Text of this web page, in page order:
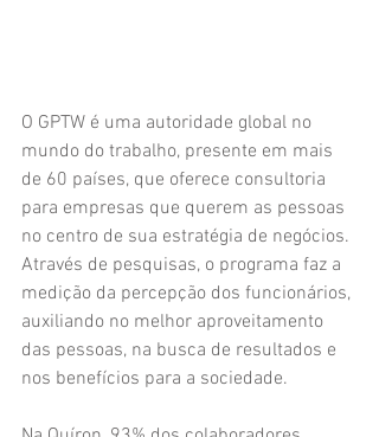
O GPTW é uma autoridade global no
mundo do trabalho, presente em mais
de 60 países, que oferece consultoria
para empresas que querem as pessoas
no centro de sua estratégia de negócios.
Através de pesquisas, o programa faz a
medição da percepção dos funcionários,
auxiliando no melhor aproveitamento
das pessoas, na busca de resultados e
nos benefícios para a sociedade.